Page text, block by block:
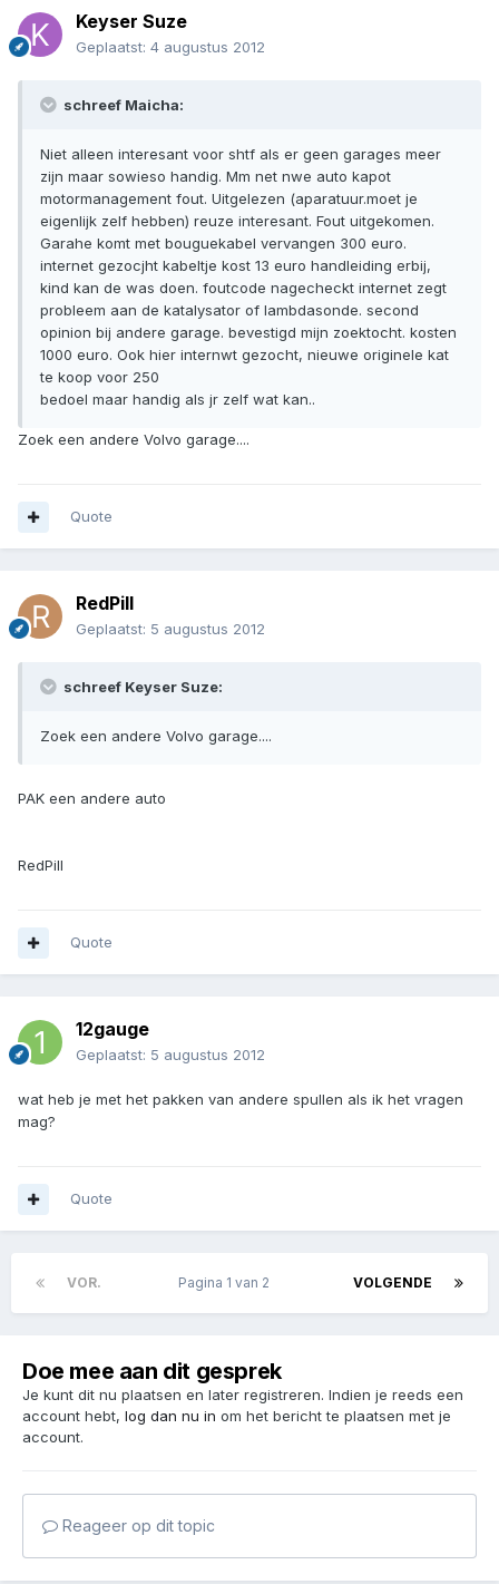
Keyser Suze
Geplaatst: 4 augustus 2012
schreef Maicha:
Niet alleen interesant voor shtf als er geen garages meer
zijn maar sowieso handig. Mm net nwe auto kapot
motormanagement fout. Uitgelezen (aparatuur.moet je
eigenlijk zelf hebben) reuze interesant. Fout uitgekomen.
Garahe komt met bouguekabel vervangen 300 euro.
internet gezocjht kabeltje kost 13 euro handleiding erbij,
kind kan de was doen. foutcode nagecheckt internet zegt
probleem aan de katalysator of lambdasonde. second
opinion bij andere garage. bevestigd mijn zoektocht. kosten
1000 euro. Ook hier internwt gezocht, nieuwe originele kat
te koop voor 250
bedoel maar handig als jr zelf wat kan..
Zoek een andere Volvo garage....
Quote
RedPill
Geplaatst: 5 augustus 2012
schreef Keyser Suze:
Zoek een andere Volvo garage....
PAK een andere auto
RedPill
Quote
12gauge
Geplaatst: 5 augustus 2012
wat heb je met het pakken van andere spullen als ik het vragen
mag?
Quote
VOR. VOLGENDE
Pagina 1 van 2
Doe mee aan dit gesprek
Je kunt dit nu plaatsen en later registreren. Indien je reeds een
account hebt, log dan nu in om het bericht te plaatsen met je
account.
Reageer op dit topic